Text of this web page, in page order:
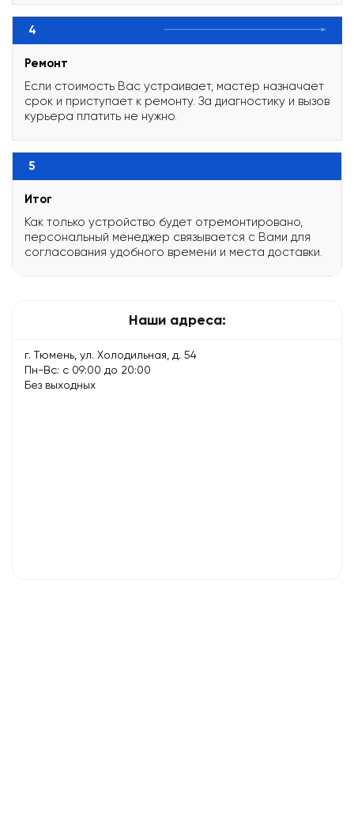
4
Ремонт
Если стоимость Вас устраивает, мастер назначает
срок и приступает к ремонту. За диагностику и вызов
курьера платить не нужно.
5
Итог
Как только устройство будет отремонтировано,
персональный менеджер связывается с Вами для
согласования удобного времени и места доставки.
Наши адреса:
г. Тюмень, ул. Холодильная, д. 54
Пн-Вс: с 09:00 до 20:00
Без выходных